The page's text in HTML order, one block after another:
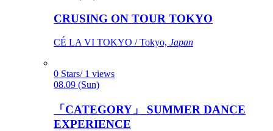
CRUSING ON TOUR TOKYO
CÉ LA VI TOKYO / Tokyo, Japan
0 Stars/ 1 views
08.09 (Sun)
「CATEGORY」 SUMMER DANCE
EXPERIENCE